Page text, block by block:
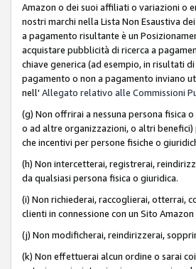
Amazon o dei suoi affiliati o variazioni o
nostri marchi nella Lista Non Esaustiva
a pagamento risultante è un
acquistare pubblicità di ricerca a
chiave generica (ad esempio, in risultati
pagamento o non a pagamento inviano
nell' Allegato relativo alle Commissioni
(g) Non offrirai a nessuna persona fisica
o ad altre organizzazioni, o altri
che incentivi per persone fisiche o
(h) Non intercetterai, registrerai,
da qualsiasi persona fisica o giuridica.
(i) Non richiederai, raccoglierai, otterrai,
clienti in connessione con un Sito
(j) Non modificherai, reindirizzerai,
(k) Non effettuerai alcun ordine o sarai